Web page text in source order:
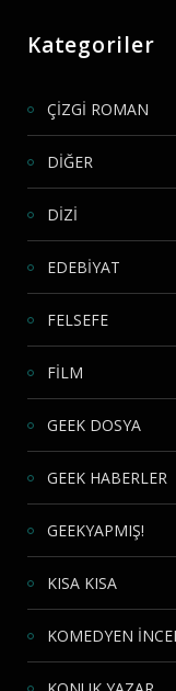
Kategoriler
ÇİZGİ ROMAN
DİĞER
DİZİ
EDEBİYAT
FELSEFE
FİLM
GEEK DOSYA
GEEK HABERLER
GEEKYAPMIŞ!
KISA KISA
KOMEDYEN